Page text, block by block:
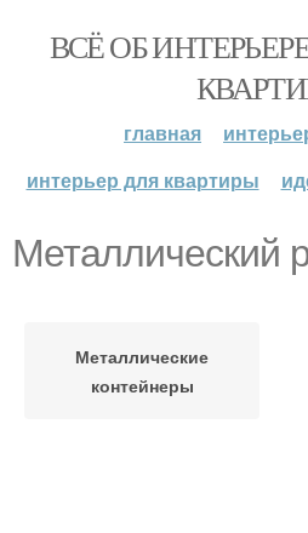
ВСЁ ОБ
главная
интерьер для квартиры
Металлический
Металлические
контейнеры